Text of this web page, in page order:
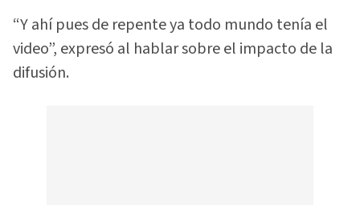
“Y ahí pues de repente ya todo mundo tenía el
video”, expresó al hablar sobre el impacto de la
difusión.